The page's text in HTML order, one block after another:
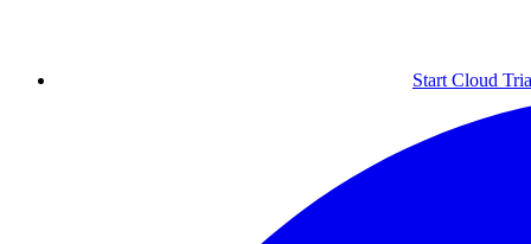
Start Cloud